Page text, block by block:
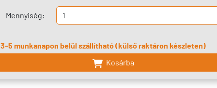
Mennyiség:
3-5 munkanapon belül szállítható (külső raktáron készleten)
Kosárba